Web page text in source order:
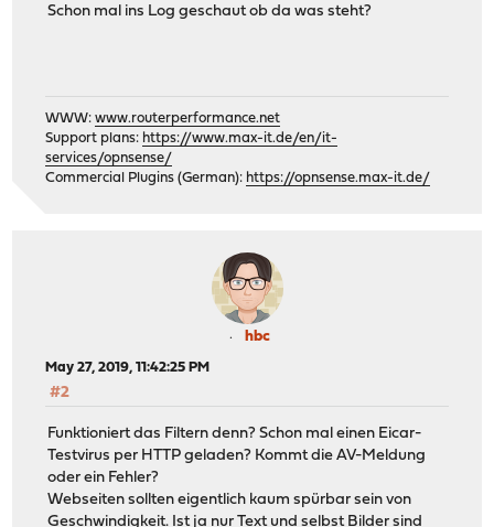
Schon mal ins Log geschaut ob da was steht?
WWW:www.routerperformance.net
Support plans: https://www.max-it.de/en/it-
services/opnsense/
Commercial Plugins (German): https://opnsense.max-it.de/
hbc
May 27, 2019, 11:42:25 PM
#2
Funktioniert das Filtern denn? Schon mal einen Eicar-
Testvirus per HTTP geladen? Kommt die AV-Meldung
oder ein Fehler?
Webseiten sollten eigentlich kaum spürbar sein von
Geschwindigkeit. Ist ja nur Text und selbst Bilder sind